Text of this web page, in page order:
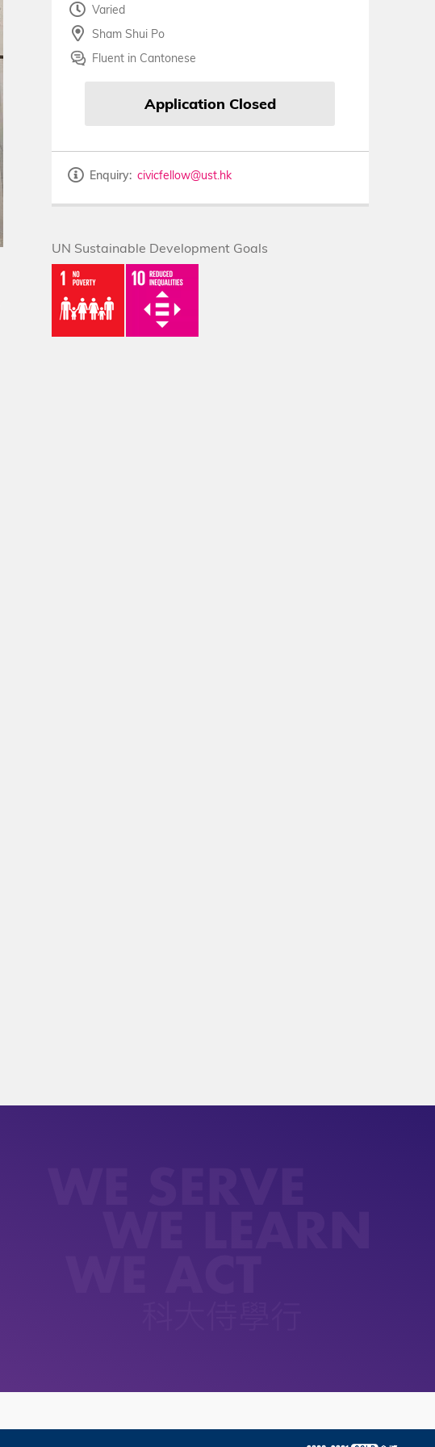
Varied
Sham Shui Po
Fluent in Cantonese
Application Closed
Enquiry civicfellow@ust.hk
UN Sustainable Development Goals